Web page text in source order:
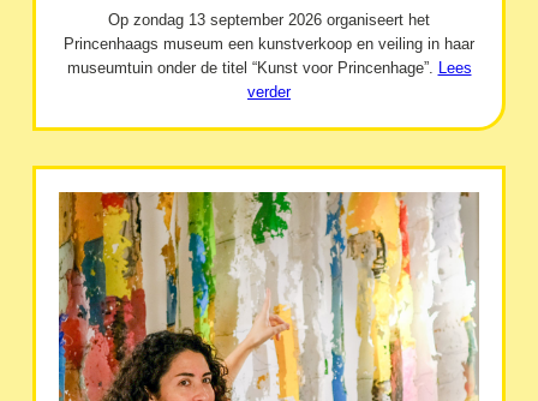
Op zondag 13 september 2026 organiseert het
Princenhaags museum een kunstverkoop en veiling in haar
museumtuin onder de titel “Kunst voor Princenhage”. Lees
verder